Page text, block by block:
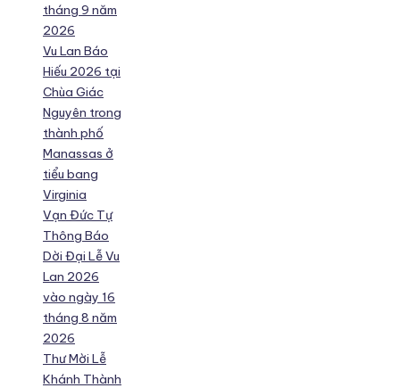
tháng 9 năm
2026
Vu Lan Báo
Hiếu 2026 tại
Chùa Giác
Nguyên trong
thành phố
Manassas ở
tiểu bang
Virginia
Vạn Đức Tự
Thông Báo
Dời Đại Lễ Vu
Lan 2026
vào ngày 16
tháng 8 năm
2026
Thư Mời Lễ
Khánh Thành